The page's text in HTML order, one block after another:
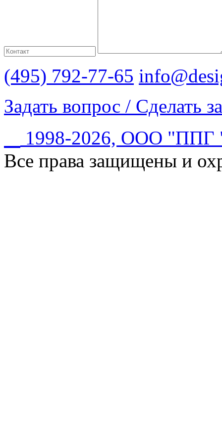
(495) 792-77-65
Задать вопрос / Сделать
1998-2026, ООО
Все права защищены и